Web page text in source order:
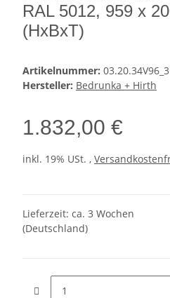
RAL 5012, 959 x
(HxBxT)
Artikelnummer:
Hersteller: Bedrunka + Hirth
1.832,00 €
inkl. 19% USt. ,
Lieferzeit: ca. 3 Wochen
(Deutschland)